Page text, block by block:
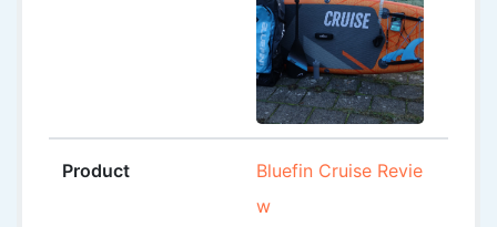
Product
Bluefin Cruise Revie
w